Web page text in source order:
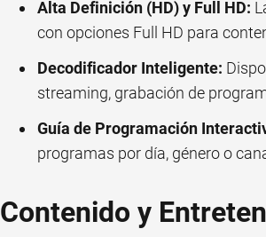
Alta Definición (HD) y Full HD:
con opciones Full HD para
Decodificador Inteligente:
streaming, grabación de
Guía de Programación
programas por día, género o
Contenido y